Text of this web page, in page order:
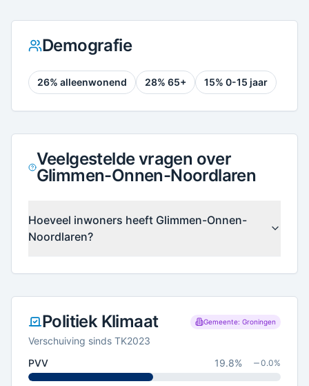
Demografie
26% alleenwonend 28% 65+ 15% 0-15 jaar
Veelgestelde vragen over
Glimmen-Onnen-Noordlaren
Hoeveel inwoners heeft Glimmen-Onnen-
Noordlaren?
Politiek Klimaat Gemeente: Groningen
Verschuiving sinds TK2023
PVV
19.8% 0.0%